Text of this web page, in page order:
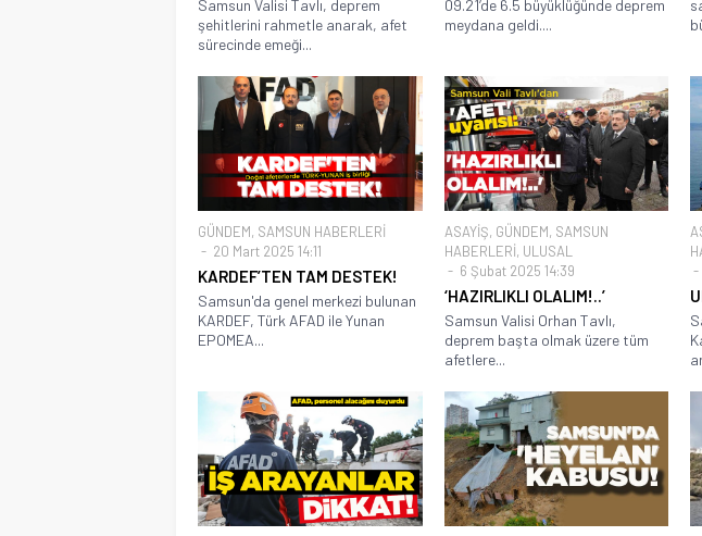
Samsun Valisi Tavlı, deprem
şehitlerini rahmetle anarak, afet
sürecinde emeği...
09.21’de 6.5 büyüklüğünde deprem
meydana geldi....
GÜNDEM, SAMSUN HABERLERİ
20 Mart 2025 14:11
KARDEF’TEN TAM DESTEK!
Samsun'da genel merkezi bulunan
KARDEF, Türk AFAD ile Yunan
EPOMEA...
ASAYİŞ, GÜNDEM, SAMSUN
HABERLERİ, ULUSAL
6 Şubat 2025 14:39
‘HAZIRLIKLI OLALIM!..’
Samsun Valisi Orhan Tavlı,
deprem başta olmak üzere tüm
afetlere...